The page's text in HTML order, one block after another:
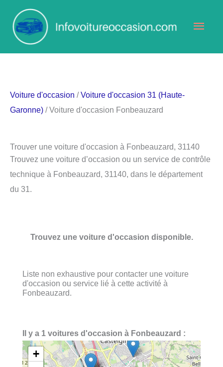
contenu
Voiture d'occasion /Voiture d'occasion 31 (Haute-
Garonne) / Voiture d'occasion Fonbeauzard
Trouver une voiture d'occasion à Fonbeauzard, 31140
Trouvez une voiture d’occasion ou un service de contrôle
technique à Fonbeauzard, 31140, dans le département
du 31.
Trouvez une voiture d'occasion disponible.
Liste non exhaustive pour contacter une voiture
d'occasion ou service lié à cette activité à
Fonbeauzard.
Il y a 1 voitures d'occasion à Fonbeauzard :
+